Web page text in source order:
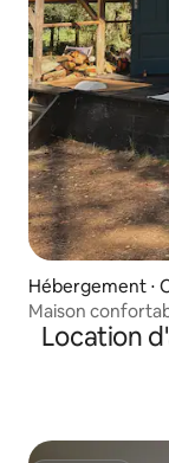
Hébergement ⋅
Maison
Location